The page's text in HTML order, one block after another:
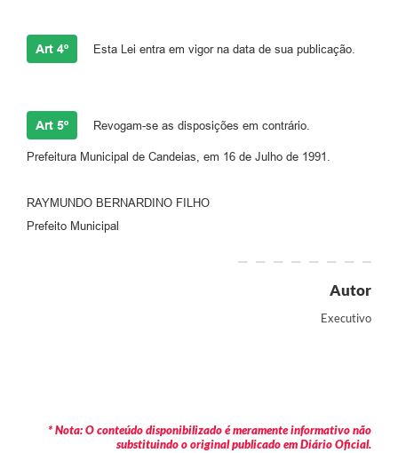
Prestação de Contas Secretaria de Educação
Art 4º Esta Lei entra em vigor na data de sua publicação.
Art 5º Revogam-se as disposições em contrário.
Prefeitura Municipal de Candeias, em 16 de Julho de 1991.
RAYMUNDO BERNARDINO FILHO
Prefeito Municipal
Autor
Executivo
* Nota: O conteúdo disponibilizado é meramente informativo não
substituindo o original publicado em Diário Oficial.